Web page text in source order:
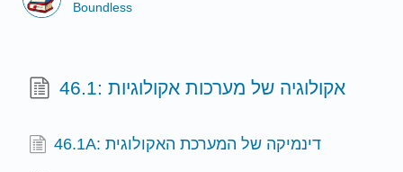
Boundless
46.1: אקולוגיה של מערכות אקולוגיות
46.1A: דינמיקה של המערכת האקולוגית